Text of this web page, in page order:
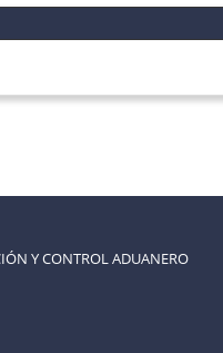
Y CONTROL ADUANERO